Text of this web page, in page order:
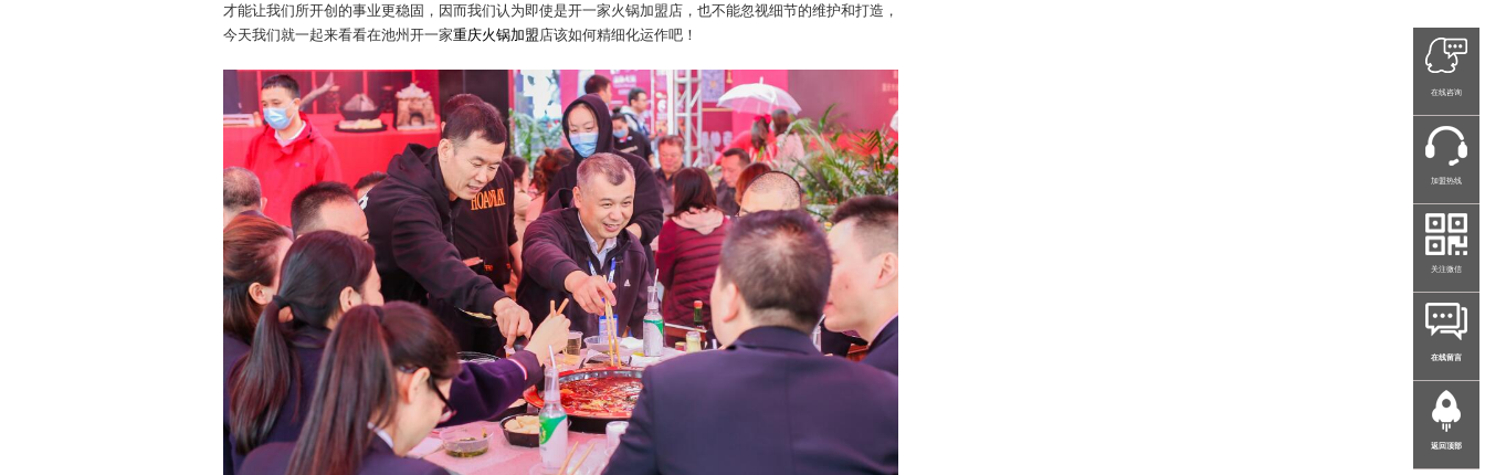
才能让我们所开创的事业更稳固，因而我们认为即使是开一家火锅加盟店，也不能忽视细节的维护和打造，
今天我们就一起来看看在池州开一家重庆火锅加盟店该如何精细化运作吧！
在线咨询
加盟热线
关注微信
在线留言
返回顶部